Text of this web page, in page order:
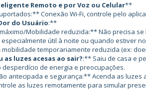
Remoto e por Voz ou Celular**
Conexão Wi-Fi, controle pelo
do Usuário:**
Mobilidade reduzida:** Não precisa se
útil à noite ou quando estiver
mobilidade temporariamente reduzida (ex:
as luzes acesas ao sair?:** Saiu de casa e
de energia e preocupações.
e segurança:** Acenda as luzes
as luzes remotamente para simular